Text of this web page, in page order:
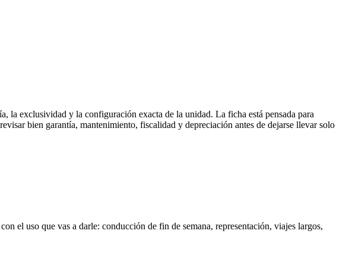
exclusividad y la configuración exacta de la unidad. La ficha está pensada para
bien garantía, mantenimiento, fiscalidad y depreciación antes de dejarse llevar solo
el uso que vas a darle: conducción de fin de semana, representación, viajes largos,